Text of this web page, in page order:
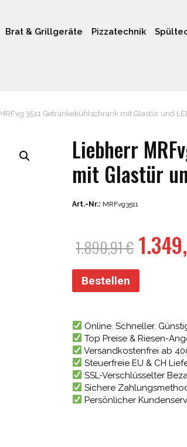
Brat & Grillgeräte Pizzatechnik
3511 Getränkekühlschrank mit Glastür und
Liebherr
mit Glastür
Art.-Nr.: MRFvg3511
1.890,91€
Preis
war:
Bestellen
Online. Schneller.
Top Preise & Riesen-
Versandkostenfrei ab
Steuerfreie EU & CH
SSL-Verschlüsselter
Sichere
Persönlicher